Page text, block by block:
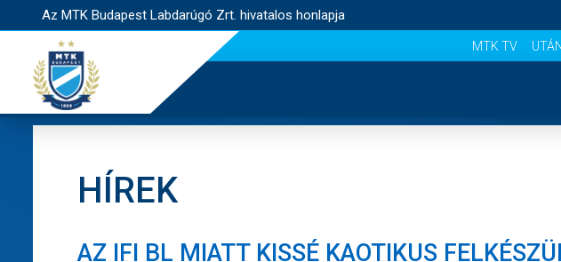
Az MTK Budapest Labdarúgó Zrt. hivatalos honlapja
MTK TV
HÍREK
AZ IFI BL MIATT KISSÉ KAOTIKUS